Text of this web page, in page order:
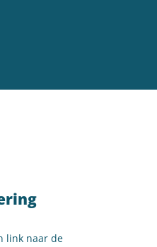
link naar de